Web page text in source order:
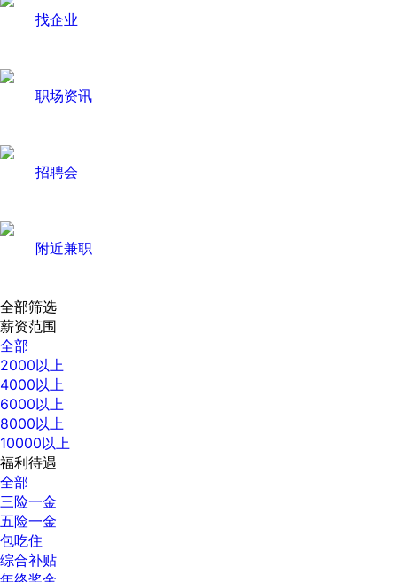
找企业
职场资讯
招聘会
附近兼职
全部筛选
薪资范围
全部
2000以上
4000以上
6000以上
8000以上
10000以上
福利待遇
全部
三险一金
五险一金
包吃住
综合补贴